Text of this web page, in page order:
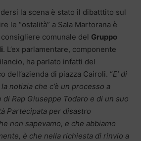
la scena è stato il dibatttito sul
le “ostalità” a Sala Martorana è
comunale del Gruppo
. L’ex parlamentare, componente
ha parlato infatti del
dell’azienda di piazza Cairoli. “E’ di
notizia che c’è un processo a
Rap Giuseppe Todaro e di un suo
Partecipata per disastro
non sapevamo, e che abbiamo
è che nella richiesta di rinvio a